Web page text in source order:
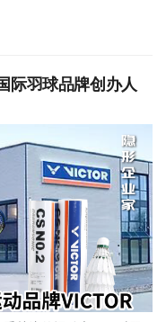
际羽球品牌创办人